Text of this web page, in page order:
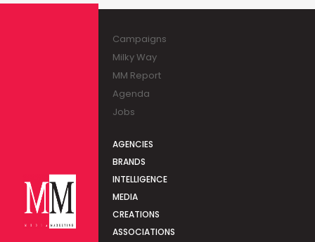
Campaigns
Milky Way
MM Report
Agenda
Jobs
AGENCIES
BRANDS
INTELLIGENCE
MEDIA
CREATIONS
ASSOCIATIONS